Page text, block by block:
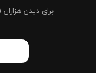
برای دیدن